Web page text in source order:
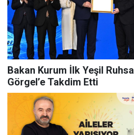
Bakan Kurum İlk Yeşil
Görgel’e Takdim Etti